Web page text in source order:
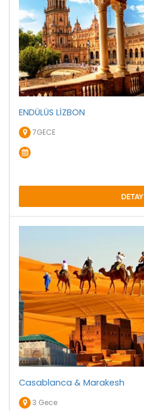
ENDÜLÜS LİZBON
7GECE
DETAY
Casablanca & Marakesh
3 Gece